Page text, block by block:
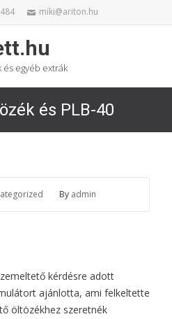
miki@ariton.hu
egyéb extrák
és PLB-40
By admin
kérdésre adott
ajánlotta, ami felkeltette
öltözékhez szeretnék